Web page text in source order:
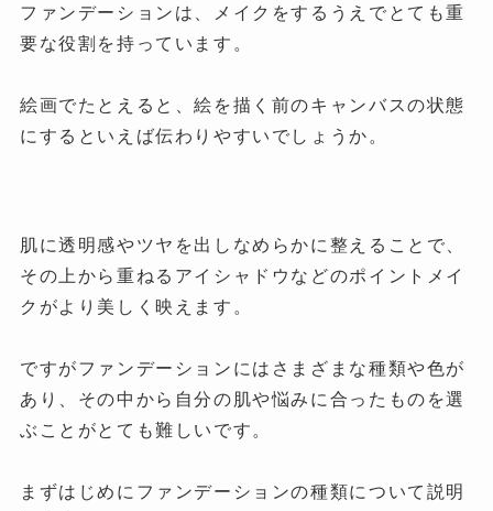
ファンデーションは、メイクをするうえでとても重
要な役割を持っています。
絵画でたとえると、絵を描く前のキャンバスの状態
にするといえば伝わりやすいでしょうか。
肌に透明感やツヤを出しなめらかに整えることで、
その上から重ねるアイシャドウなどのポイントメイ
クがより美しく映えます。
ですがファンデーションにはさまざまな種類や色が
あり、その中から自分の肌や悩みに合ったものを選
ぶことがとても難しいです。
まずはじめにファンデーションの種類について説明